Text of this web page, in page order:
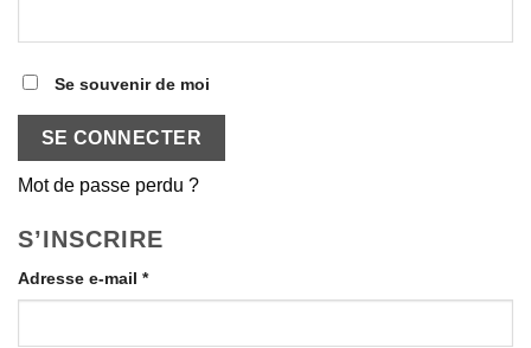
Se souvenir de moi
SE CONNECTER
Mot de passe perdu ?
S’INSCRIRE
Adresse e-mail *Obligatoire